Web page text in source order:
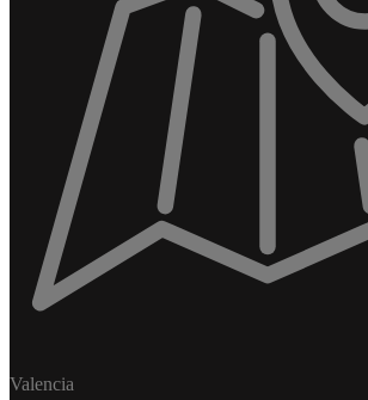
Valencia